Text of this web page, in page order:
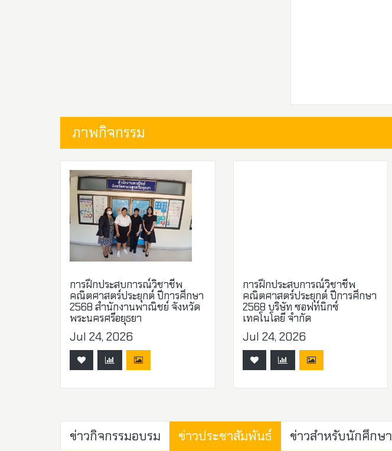
ภาพกิจกรรม
การฝึกประสบการณ์วิชาชีพ
คณิตศาสตร์ประยุกต์ ปีการศึกษา
2568 สำนักงานพาณิชย์ จังหวัด
พระนครศรีอยุธยา
Jul 24, 2026
การฝึกประสบการณ์วิชาชีพ
คณิตศาสตร์ประยุกต์ ปีการศึกษา
2568 บริษัท ซอฟท์นิกซ์
เทคโนโลยี จำกัด
Jul 24, 2026
ข่าวกิจกรรมอบรม ข่าวประชาสัมพันธ์ ข่าวสำหรับนักศึกษา